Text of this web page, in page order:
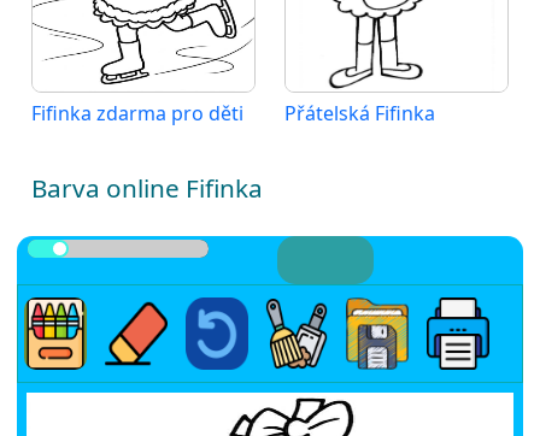
Fifinka zdarma pro děti Přátelská Fifinka
Barva online Fifinka